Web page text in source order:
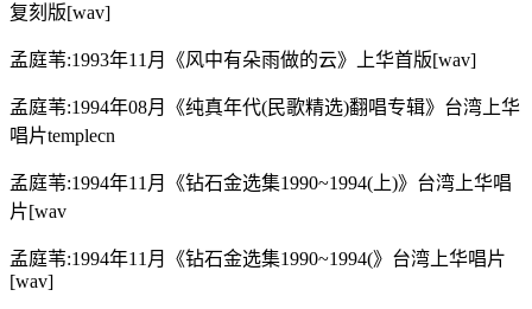
复刻版[wav]
孟庭苇:1993年11月《风中有朵雨做的云》上华首版[wav]
孟庭苇:1994年08月《纯真年代(民歌精选)翻唱专辑》台湾上华
唱片templecn
孟庭苇:1994年11月《钻石金选集1990~1994(上)》台湾上华唱
片[wav
孟庭苇:1994年11月《钻石金选集1990~1994(》台湾上华唱片
[wav]